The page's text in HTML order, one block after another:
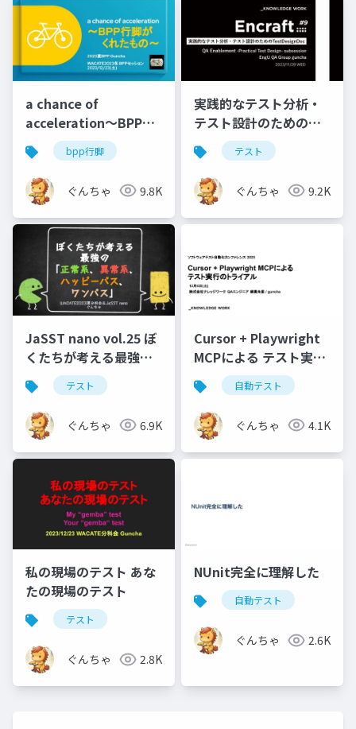
a chance of
acceleration〜BPP行
脚がくれたもの〜
bpp行脚
ぐんちゃ 9.8K
実践的なテスト分析・
テスト設計のための
TestDesignDoc
テスト
ぐんちゃ 9.2K
JaSST nano vol.25 ぼ
くたちが考える最強の
「正常系、異常系、 ハ
ッピーパス、ワンパ
ス」
テスト
ぐんちゃ 6.9K
Cursor + Playwright
MCPによる テスト実行
のトライアル
自動テスト
ぐんちゃ 4.1K
私の現場のテスト あな
たの現場のテスト
テスト
ぐんちゃ 2.8K
NUnit完全に理解した
自動テスト
ぐんちゃ 2.6K